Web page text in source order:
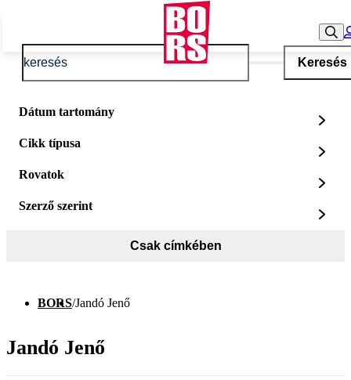
Keresés
Dátum tartomány
Cikk típusa
Rovatok
Szerző szerint
Csak címkében
BORS/Jandó Jenő
Jandó Jenő